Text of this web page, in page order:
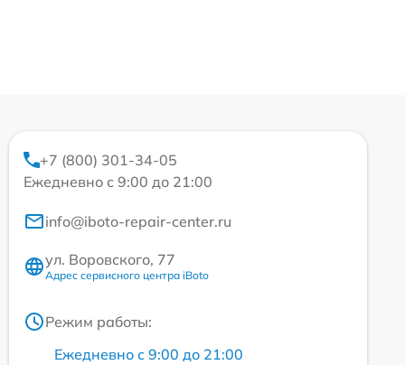
+7 (800) 301-34-05
Ежедневно с 9:00 до 21:00
info@iboto-repair-center.ru
ул. Воровского, 77
Адрес сервисного центра iBoto
Режим работы:
Ежедневно с 9:00 до 21:00